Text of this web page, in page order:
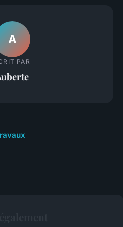
A
PAR